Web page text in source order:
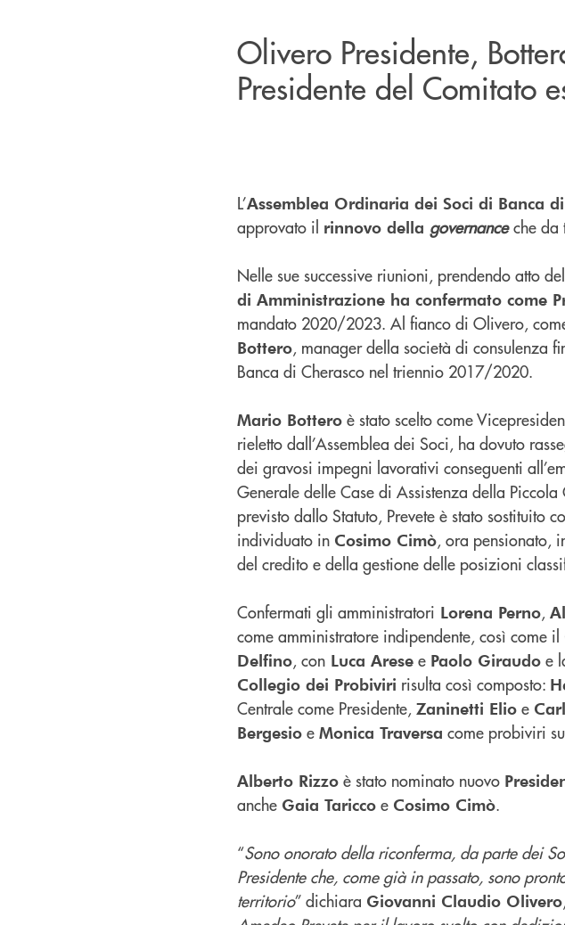
Olivero Presidente,
Presidente del Comitato
L’Assemblea Ordinaria dei Soci di Banca
approvato il rinnovo della governance che da
Nelle sue successive riunioni, prendendo atto
di Amministrazione ha confermato come
mandato 2020/2023. Al fianco di Olivero,
Bottero, manager della società di consulenza
Banca di Cherasco nel triennio 2017/2020.
Mario Bottero è stato scelto come
rieletto dall’Assemblea dei Soci, ha dovuto
dei gravosi impegni lavorativi conseguenti
Generale delle Case di Assistenza della
previsto dallo Statuto, Prevete è stato sostituito
individuato in Cosimo Cimò, ora pensionato,
del credito e della gestione delle posizioni
Confermati gli amministratori Lorena Perno,
come amministratore indipendente, così come il
Delfino, con Luca Arese e Paolo Giraudo e
Collegio dei Probiviri risulta così composto:
Centrale come Presidente, Zaninetti Elio e
Bergesio e Monica Traversa come probiviri
Alberto Rizzo è stato nominato nuovo
anche Gaia Taricco e Cosimo Cimò.
“Sono onorato della riconferma, da parte dei
Presidente che, come già in passato, sono
territorio” dichiara Giovanni Claudio Olivero